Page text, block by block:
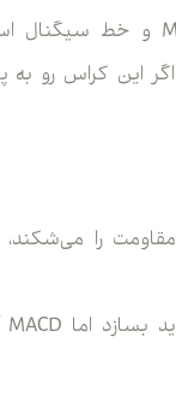
این کراس رو به